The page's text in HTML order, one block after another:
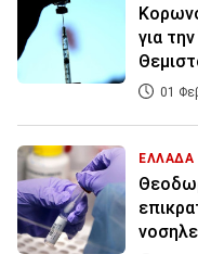
για
01
ΕΛΛΑΔΑ